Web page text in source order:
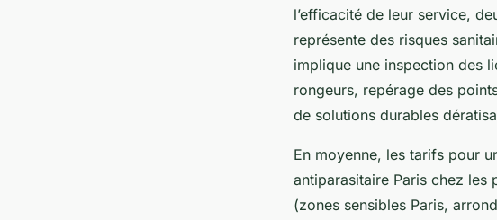
l’efficacité de leur service,
représente des risques
implique une inspection des
rongeurs, repérage des
de solutions durables
En moyenne, les tarifs pour
antiparasitaire Paris chez
(zones sensibles Paris,